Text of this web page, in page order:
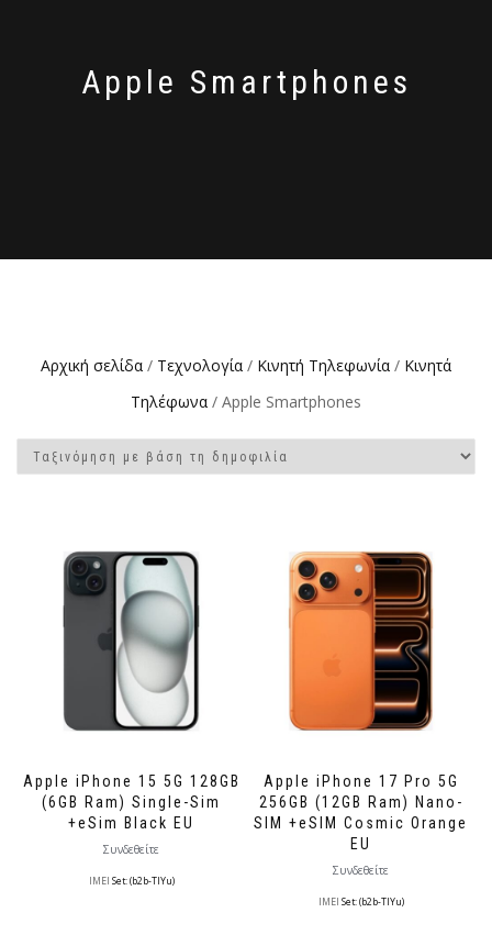
Apple Smartphones
Αρχική σελίδα / Τεχνολογία / Κινητή Τηλεφωνία / Κινητά
Τηλέφωνα / Apple Smartphones
Apple iPhone 15 5G 128GB
(6GB Ram) Single-Sim
+eSim Black EU
Συνδεθείτε
IMEI Set: (b2b-TlYu)
Apple iPhone 17 Pro 5G
256GB (12GB Ram) Nano-
SIM +eSIM Cosmic Orange
EU
Συνδεθείτε
IMEI Set: (b2b-TlYu)